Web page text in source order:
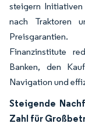
steigern
nach Traktoren
Finanzinstitute
Banken, den
Navigation und
Steigende
Zahl für